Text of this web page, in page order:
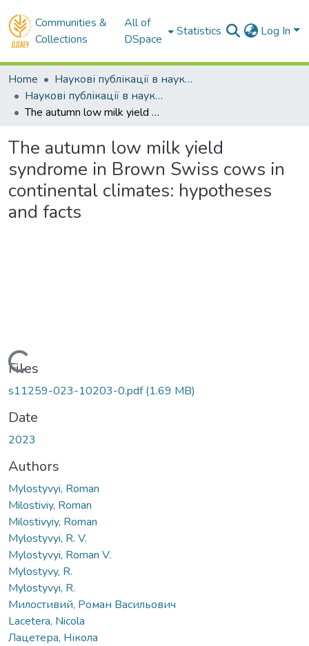
Communities &
Collections
All of
DSpace
Statistics Log In
Home
Наукові публікації в наукометричних базах Scopus та Web of Science
Наукові публікації в наукометричній базі Scopus
The autumn low milk yield syndrome in Brown Swiss cows in continental climates: hypotheses and facts
The autumn low milk yield
syndrome in Brown Swiss cows in
continental climates: hypotheses
and facts
Files
s11259-023-10203-0.pdf(1.69 MB)
Date
2023
Authors
Mylostyvyi, Roman
Milostiviy, Roman
Milostivyiy, Roman
Mylostyvyi, R. V.
Mylostyvyi, Roman V.
Mylostyvy, R.
Mylostyvyi, R.
Милостивий, Роман Васильович
Lacetera, Nicola
Лацетера, Нікола